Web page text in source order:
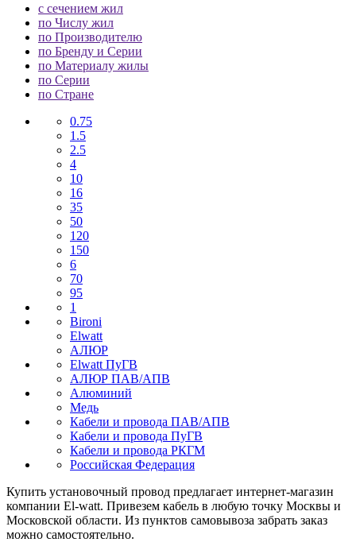
с сечением жил
по Числу жил
по Производителю
по Бренду и Серии
по Материалу жилы
по Серии
по Стране
0.75
1.5
2.5
4
10
16
35
50
120
150
6
70
95
1
Bironi
Elwatt
АЛЮР
Elwatt ПуГВ
АЛЮР ПАВ/АПВ
Алюминий
Медь
Кабели и провода ПАВ/АПВ
Кабели и провода ПуГВ
Кабели и провода РКГМ
Российская Федерация
Купить установочный провод предлагает интернет-магазин
компании El-watt. Привезем кабель в любую точку Москвы и
Московской области. Из пунктов самовывоза забрать заказ
можно самостоятельно.